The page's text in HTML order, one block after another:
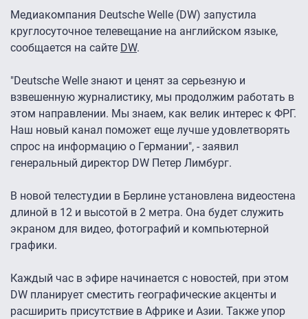
Медиакомпания Deutsche Welle (DW) запустила
круглосуточное телевещание на английском языке,
сообщается на сайте DW.
"Deutsche Welle знают и ценят за серьезную и
взвешенную журналистику, мы продолжим работать в
этом направлении. Мы знаем, как велик интерес к ФРГ.
Наш новый канал поможет еще лучше удовлетворять
спрос на информацию о Германии", - заявил
генеральный директор DW Петер Лимбург.
В новой телестудии в Берлине установлена видеостена
длиной в 12 и высотой в 2 метра. Она будет служить
экраном для видео, фотографий и компьютерной
графики.
Каждый час в эфире начинается с новостей, при этом
DW планирует сместить географические акценты и
расширить присутствие в Африке и Азии. Также упор